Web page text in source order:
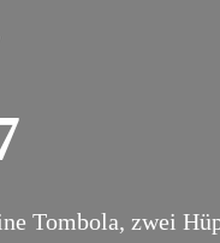
Tombola, zwei